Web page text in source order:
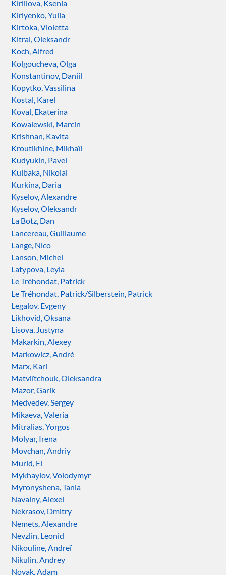
Kirillova, Ksenia
Kiriyenko, Yulia
Kirtoka, Violetta
Kitral, Oleksandr
Koch, Alfred
Kolgoucheva, Olga
Konstantinov, Daniil
Kopytko, Vassilina
Kostal, Karel
Koval, Ekaterina
Kowalewski, Marcin
Krishnan, Kavita
Kroutikhine, Mikhaïl
Kudyukin, Pavel
Kulbaka, Nikolai
Kurkina, Daria
Kyselov, Alexandre
Kyselov, Oleksandr
La Botz, Dan
Lancereau, Guillaume
Lange, Nico
Lanson, Michel
Latypova, Leyla
Le Tréhondat, Patrick
Le Tréhondat, Patrick/Silberstein, Patrick
Legalov, Evgeny
Likhovid, Oksana
Lisova, Justyna
Makarkin, Alexey
Markowicz, André
Marx, Karl
Matviïtchouk, Oleksandra
Mazor, Garik
Medvedev, Sergey
Mikaeva, Valeria
Mitralias, Yorgos
Molyar, Irena
Movchan, Andriy
Murid, El
Mykhaylov, Volodymyr
Myronyshena, Tania
Navalny, Alexei
Nekrasov, Dmitry
Nemets, Alexandre
Nevzlin, Leonid
Nikouline, Andreï
Nikulin, Andrey
Novak, Adam